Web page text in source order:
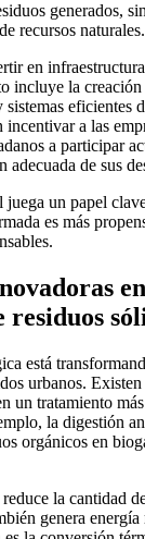
generados,
recursos naturales.
en
incluye la
sistemas eficientes
a las
a participar
de sus
un papel
es más
está
urbanos.
un tratamiento
la digestión
orgánicos en
la cantidad
genera